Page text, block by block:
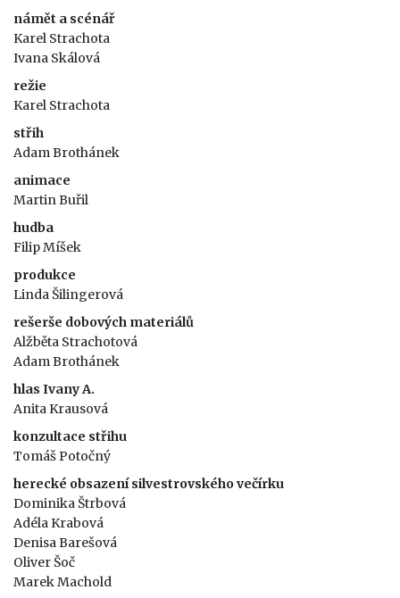
námět a scénář
Karel Strachota
Ivana Skálová
režie
Karel Strachota
střih
Adam Brothánek
animace
Martin Buřil
hudba
Filip Míšek
produkce
Linda Šilingerová
rešerše dobových materiálů
Alžběta Strachotová
Adam Brothánek
hlas Ivany A.
Anita Krausová
konzultace střihu
Tomáš Potočný
herecké obsazení silvestrovského večírku
Dominika Štrbová
Adéla Krabová
Denisa Barešová
Oliver Šoč
Marek Machold